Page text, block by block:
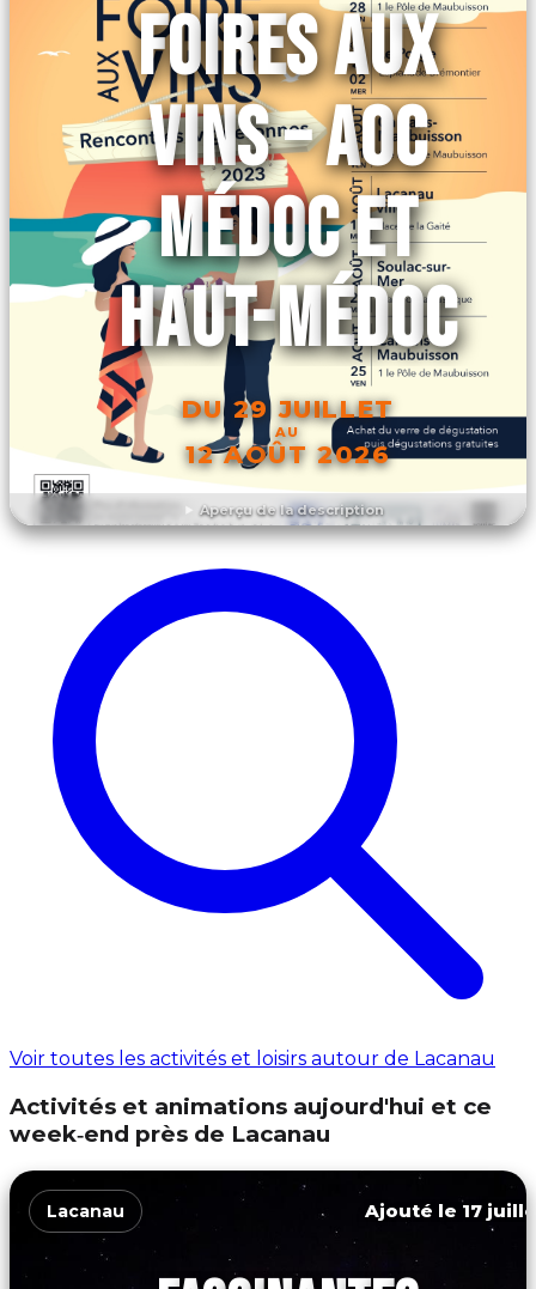
Aperçu de la description
FOIRES AUX
VINS – AOC
MÉDOC ET
HAUT-MÉDOC
DU 29 JUILLET
AU
12 AOÛT 2026
DÉCOUVRIR L'ÉVÉNEMENT
Voir toutes les activités et loisirs autour de Lacanau
Activités et animations aujourd'hui et ce
week‑end près de Lacanau
Lacanau Ajouté le 17